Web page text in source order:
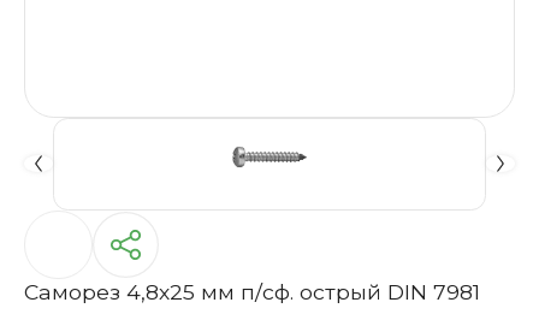
Саморез 4,8х25 мм п/сф. острый DIN 7981